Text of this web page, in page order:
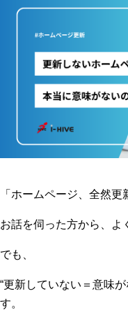
「ホームページ、全然更
お話を伺った方から、よ
でも、
“更新していない＝意味
す。